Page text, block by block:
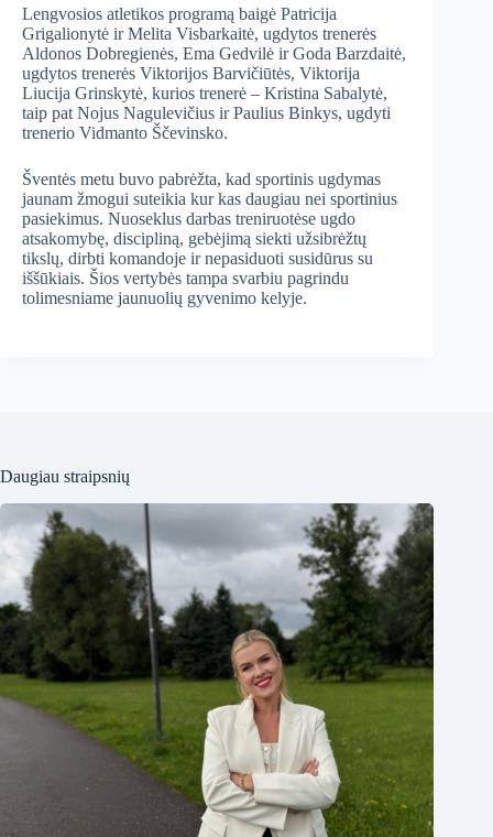
Lengvosios atletikos programą baigė Patricija
Grigalionytė ir Melita Visbarkaitė, ugdytos trenerės
Aldonos Dobregienės, Ema Gedvilė ir Goda Barzdaitė,
ugdytos trenerės Viktorijos Barvičiūtės, Viktorija
Liucija Grinskytė, kurios trenerė – Kristina Sabalytė,
taip pat Nojus Nagulevičius ir Paulius Binkys, ugdyti
trenerio Vidmanto Ščevinsko.
Šventės metu buvo pabrėžta, kad sportinis ugdymas
jaunam žmogui suteikia kur kas daugiau nei sportinius
pasiekimus. Nuoseklus darbas treniruotėse ugdo
atsakomybę, discipliną, gebėjimą siekti užsibrėžtų
tikslų, dirbti komandoje ir nepasiduoti susidūrus su
iššūkiais. Šios vertybės tampa svarbiu pagrindu
tolimesniame jaunuolių gyvenimo kelyje.
Daugiau straipsnių